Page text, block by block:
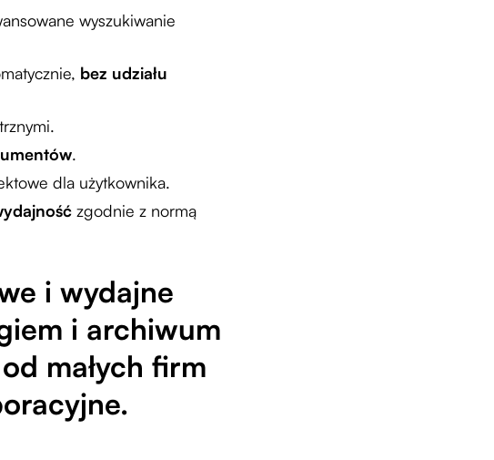
wyszukiwanie
bez udziału
.
dla użytkownika.
zgodnie z normą
i wydajne
i archiwum
małych firm